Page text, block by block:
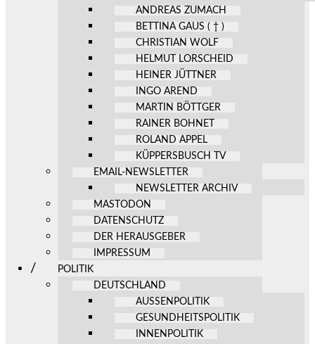
ANDREAS ZUMACH
BETTINA GAUS ( † )
CHRISTIAN WOLF
HELMUT LORSCHEID
HEINER JÜTTNER
INGO AREND
MARTIN BÖTTGER
RAINER BOHNET
ROLAND APPEL
KÜPPERSBUSCH TV
EMAIL-NEWSLETTER
NEWSLETTER ARCHIV
MASTODON
DATENSCHUTZ
DER HERAUSGEBER
IMPRESSUM
POLITIK
DEUTSCHLAND
AUSSENPOLITIK
GESUNDHEITSPOLITIK
INNENPOLITIK